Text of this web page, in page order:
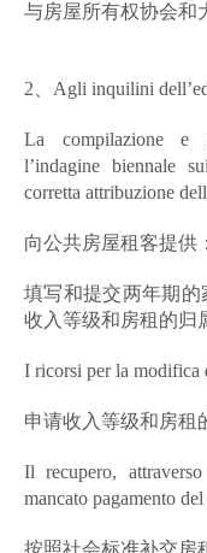
与房屋所有权协会和
2、Agli inquilini
La compilazione e
l’indagine biennale
corretta attribuzione
向公共房屋租客提供：
填写和提交两年期
收入等级和房租的归
I ricorsi per la modifica
申请收入等级和房租
Il recupero,
mancato pagamento
按照社会标准补交房